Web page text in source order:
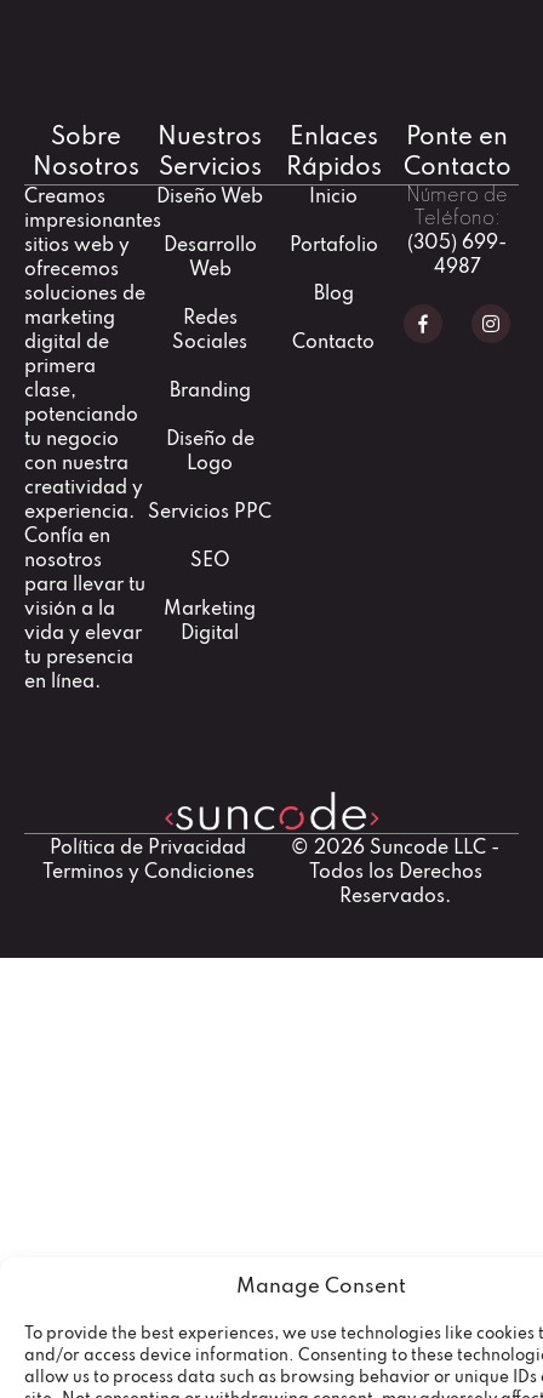
Manage Consent
To provide the best experiences, we use technologies like cookies
and/or access device information. Consenting to these
allow us to process data such as browsing behavior or unique IDs
Sobre
Nosotros
Creamos
impresionantes
sitios web y
ofrecemos
soluciones de
marketing
digital de
primera
clase,
potenciando
tu negocio
con nuestra
creatividad y
experiencia.
Confía en
nosotros
para llevar tu
visión a la
vida y elevar
tu presencia
en línea.
Nuestros
Servicios
Diseño Web
Desarrollo
Web
Redes
Sociales
Branding
Diseño de
Logo
Servicios PPC
SEO
Marketing
Digital
Enlaces
Rápidos
Inicio
Portafolio
Blog
Contacto
Ponte en
Contacto
Número de
Teléfono:
(305) 699-
4987
© 2026 Suncode LLC -
Todos los Derechos
Reservados.
Política de Privacidad
Terminos y Condiciones